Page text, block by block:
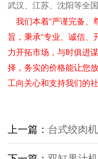
武汉、江苏、沈阳等全国
我们本着“严谨完备、
旨，秉承“专业、诚信、
力开拓市场，与时俱进
择，务实的价格能让您
工向关心和支持我们的
上一篇： 台式绞肉机